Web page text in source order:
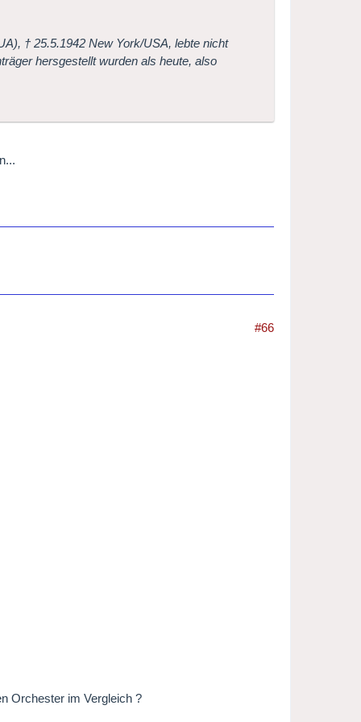
† 25.5.1942 New York/USA, lebte nicht
hersgestellt wurden als heute, also
#66
Orchester im Vergleich ?